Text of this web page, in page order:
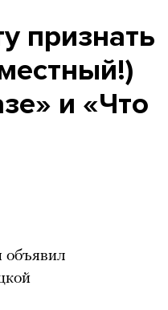
признать
и «Что
объявил